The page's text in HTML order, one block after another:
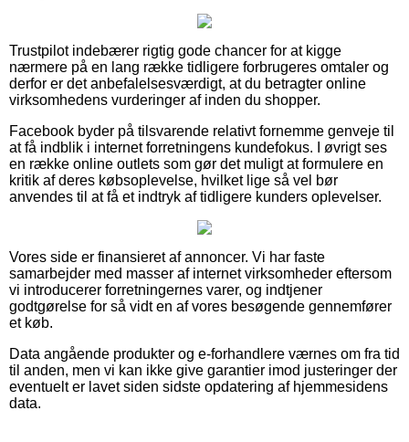
Trustpilot indebærer rigtig gode chancer for at kigge
nærmere på en lang række tidligere forbrugeres omtaler og
derfor er det anbefalelsesværdigt, at du betragter online
virksomhedens vurderinger af inden du shopper.
Facebook byder på tilsvarende relativt fornemme genveje til
at få indblik i internet forretningens kundefokus. I øvrigt ses
en række online outlets som gør det muligt at formulere en
kritik af deres købsoplevelse, hvilket lige så vel bør
anvendes til at få et indtryk af tidligere kunders oplevelser.
Vores side er finansieret af annoncer. Vi har faste
samarbejder med masser af internet virksomheder eftersom
vi introducerer forretningernes varer, og indtjener
godtgørelse for så vidt en af vores besøgende gennemfører
et køb.
Data angående produkter og e-forhandlere værnes om fra tid
til anden, men vi kan ikke give garantier imod justeringer der
eventuelt er lavet siden sidste opdatering af hjemmesidens
data.